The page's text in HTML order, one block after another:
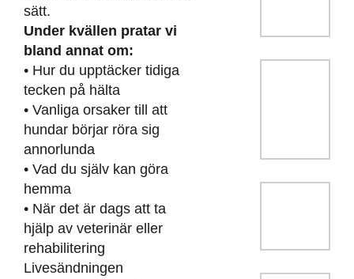
sätt.
Under kvällen pratar vi
bland annat om:
• Hur du upptäcker tidiga
tecken på hälta
• Vanliga orsaker till att
hundar börjar röra sig
annorlunda
• Vad du själv kan göra
hemma
• När det är dags att ta
hjälp av veterinär eller
rehabilitering
Livesändningen